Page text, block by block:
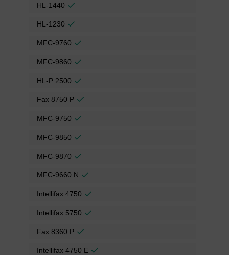
HL-1440
HL-1230
MFC-9760
MFC-9860
HL-P 2500
Fax 8750 P
MFC-9750
MFC-9850
MFC-9870
MFC-9660 N
Intellifax 4750
Intellifax 5750
Fax 8360 P
Intellifax 4750 E